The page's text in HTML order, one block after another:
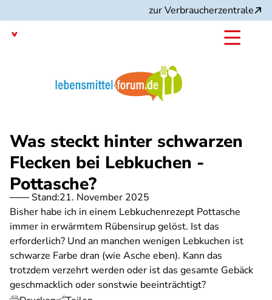
zum
Inhalt
zur Verbraucherzentrale
Was steckt hinter schwarzen
Flecken bei Lebkuchen -
Pottasche?
Stand:21. November 2025
Bisher habe ich in einem Lebkuchenrezept Pottasche
immer in erwärmtem Rübensirup gelöst. Ist das
erforderlich? Und an manchen wenigen Lebkuchen ist
schwarze Farbe dran (wie Asche eben). Kann das
trotzdem verzehrt werden oder ist das gesamte Gebäck
geschmacklich oder sonstwie beeinträchtigt?